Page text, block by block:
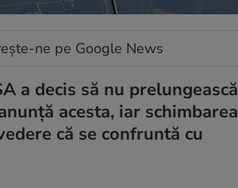
ne pe Google News
a decis să nu prelungească
acesta, iar schimbarea
că se confruntă cu